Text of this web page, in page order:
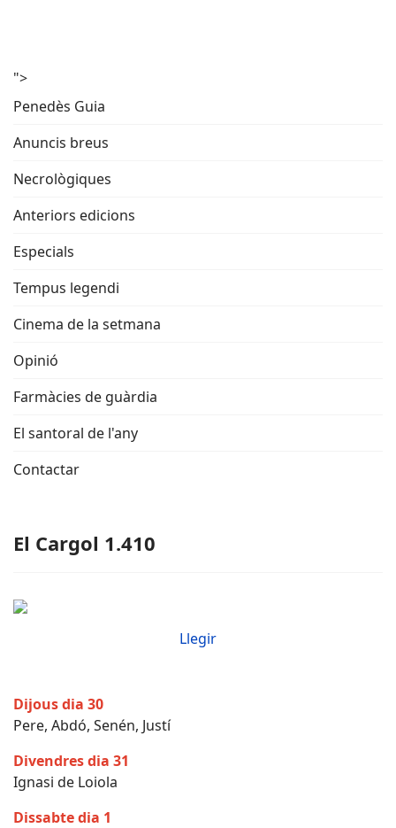
">
Penedès Guia
Anuncis breus
Necrològiques
Anteriors edicions
Especials
Tempus legendi
Cinema de la setmana
Opinió
Farmàcies de guàrdia
El santoral de l'any
Contactar
El Cargol 1.410
Llegir
Dijous dia 30
Pere, Abdó, Senén, Justí
Divendres dia 31
Ignasi de Loiola
Dissabte dia 1